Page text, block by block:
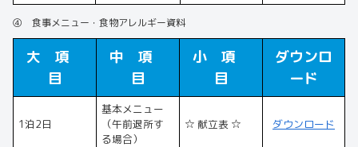
④ 食事メニュー・食物アレルギー資料
大 項
目
中 項
目
小 項
目
ダウンロ
ード
1泊2日
基本メニュー
（午前退所す
る場合）
☆ 献立表 ☆ ダウンロード